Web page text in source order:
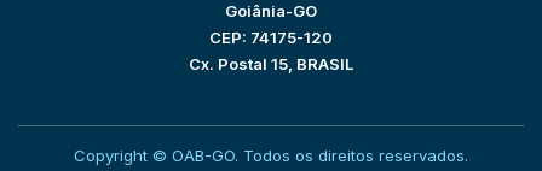
Goiânia-GO
CEP: 74175-120
Cx. Postal 15, BRASIL
Copyright © OAB-GO. Todos os direitos reservados.